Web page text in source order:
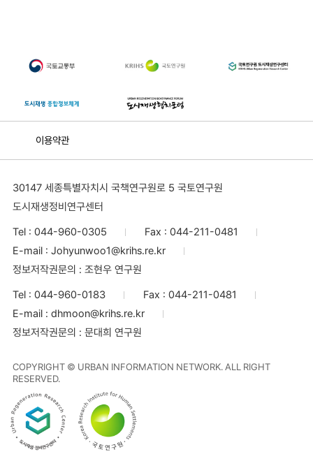
이용약관
30147 세종특별자치시 국책연구원로 5 국토연구원
도시재생정비연구센터
Tel : 044-960-0305 Fax : 044-211-0481
E-mail : Johyunwoo1@krihs.re.kr
정보저작권문의 : 조현우 연구원
Tel : 044-960-0183 Fax : 044-211-0481
E-mail : dhmoon@krihs.re.kr
정보저작권문의 : 문대희 연구원
COPYRIGHT © URBAN INFORMATION NETWORK. ALL RIGHT
RESERVED.